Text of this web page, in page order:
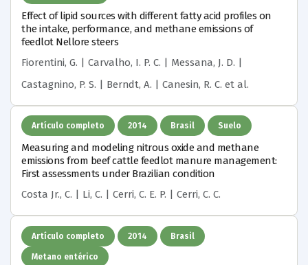
Effect of lipid sources with different fatty acid profiles on
the intake, performance, and methane emissions of
feedlot Nellore steers
Fiorentini, G. | Carvalho, I. P. C. | Messana, J. D. |
Castagnino, P. S. | Berndt, A. | Canesin, R. C. et al.
Artículo completo 2014 Brasil Suelo
Measuring and modeling nitrous oxide and methane
emissions from beef cattle feedlot manure management:
First assessments under Brazilian condition
Costa Jr., C. | Li, C. | Cerri, C. E. P. | Cerri, C. C.
Artículo completo 2014 Brasil
Metano entérico